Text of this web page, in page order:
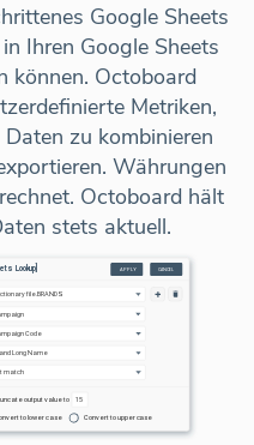
Google Sheets
Ihren Google Sheets
können. Octoboard
Metriken,
zu kombinieren
Währungen
Octoboard hält
stets aktuell.